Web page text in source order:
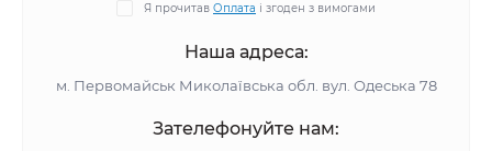
Я прочитав Оплата і згоден з вимогами
Наша адреса:
м. Первомайськ Миколаївська обл. вул. Одеська 78
Зателефонуйте нам: